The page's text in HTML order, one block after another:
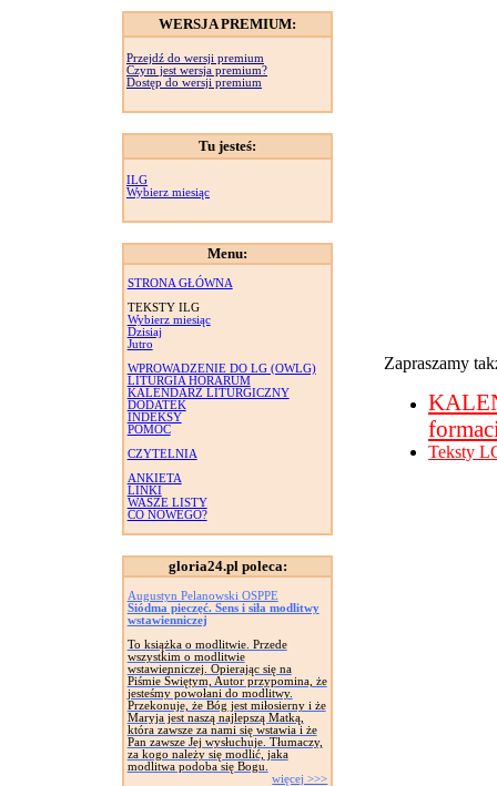
WERSJA PREMIUM:
Przejdź do wersji premium
Czym jest wersja premium?
Dostęp do wersji premium
Tu jesteś:
ILG
Wybierz miesiąc
Menu:
STRONA GŁÓWNA
TEKSTY ILG
Wybierz miesiąc
Dzisiaj
Jutro
WPROWADZENIE DO LG (OWLG)
LITURGIA HORARUM
KALENDARZ LITURGICZNY
DODATEK
INDEKSY
POMOC
CZYTELNIA
ANKIETA
LINKI
WASZE LISTY
CO NOWEGO?
gloria24.pl poleca:
Augustyn Pelanowski OSPPE
Siódma pieczęć. Sens i siła modlitwy
wstawienniczej
To książka o modlitwie. Przede
wszystkim o modlitwie
wstawienniczej. Opierając się na
Piśmie Świętym, Autor przypomina, że
jesteśmy powołani do modlitwy.
Przekonuje, że Bóg jest miłosierny i że
Maryja jest naszą najlepszą Matką,
która zawsze za nami się wstawia i że
Pan zawsze Jej wysłuchuje. Tłumaczy,
za kogo należy się modlić, jaka
modlitwa podoba się Bogu.
więcej >>>
Zapraszamy
Teksty